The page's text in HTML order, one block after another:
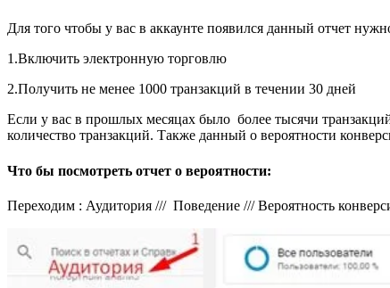
Для того чтобы у вас в аккаунте появился данный отчет
1.Включить электронную торговлю
2.Получить не менее 1000 транзакций в течении 30 дней
Если у вас в прошлых месяцах было более тысячи
количество транзакций. Также данный о вероятности
Что бы посмотреть отчет о вероятности:
Переходим : Аудитория /// Поведение /// Вероятность